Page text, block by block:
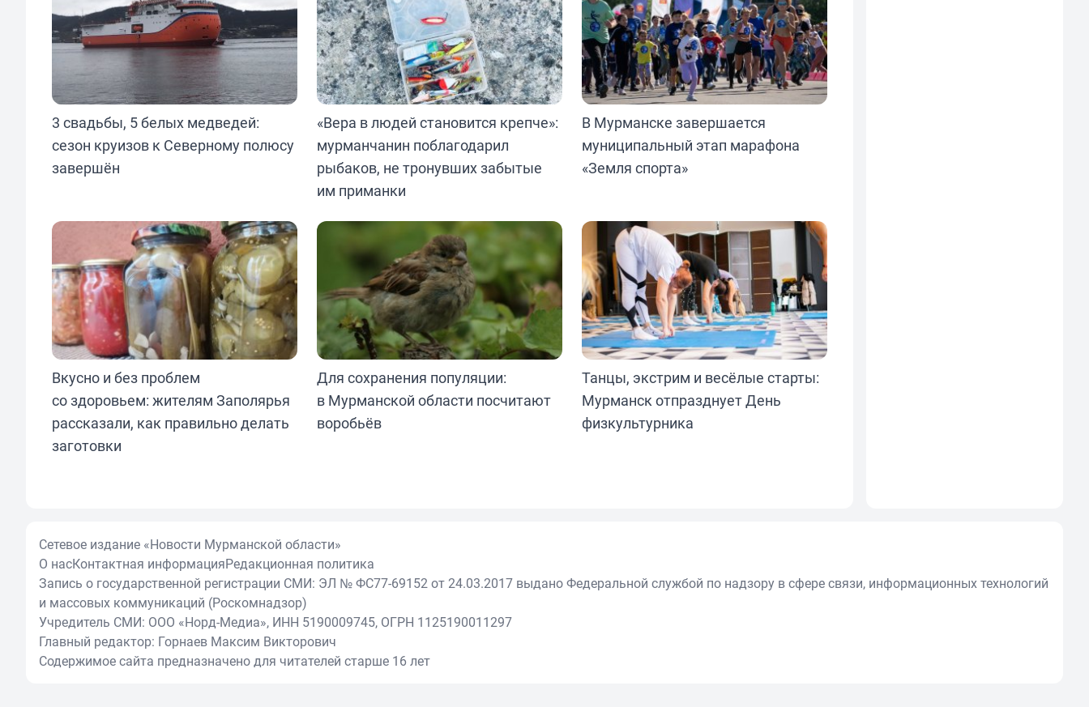
3 свадьбы, 5 белых медведей:
сезон круизов к Северному полюсу
завершён
«Вера в людей становится крепче»:
мурманчанин поблагодарил
рыбаков, не тронувших забытые
им приманки
В Мурманске завершается
муниципальный этап марафона
«Земля спорта»
Вкусно и без проблем
со здоровьем: жителям Заполярья
рассказали, как правильно делать
заготовки
Для сохранения популяции:
в Мурманской области посчитают
воробьёв
Танцы, экстрим и весёлые старты:
Мурманск отпразднует День
физкультурника
Сетевое издание «Новости Мурманской области»
О насКонтактная информацияРедакционная политика
Запись о государственной регистрации СМИ: ЭЛ № ФС77-69152 от 24.03.2017 выдано Федеральной службой по надзору в сфере связи, информационных технологий
и массовых коммуникаций (Роскомнадзор)
Учредитель СМИ: ООО «Норд-Медиа», ИНН 5190009745, ОГРН 1125190011297
Главный редактор: Горнаев Максим Викторович
Содержимое сайта предназначено для читателей старше 16 лет